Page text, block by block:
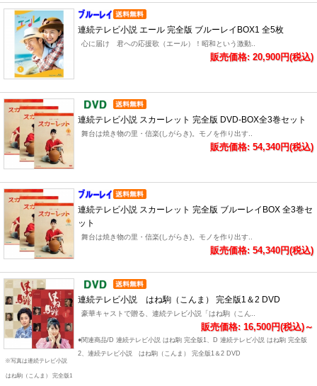
連続テレビ小説 エール 完全版 ブルーレイBOX1 全5枚
心に届け 君への応援歌（エール）！昭和という激動..
販売価格: 20,900円(税込)
連続テレビ小説 スカーレット 完全版 DVD-BOX全3巻セット
舞台は焼き物の里・信楽(しがらき)。モノを作り出す..
販売価格: 54,340円(税込)
連続テレビ小説 スカーレット 完全版 ブルーレイBOX 全3巻セ
ット
舞台は焼き物の里・信楽(しがらき)。モノを作り出す..
販売価格: 54,340円(税込)
※写真は連続テレビ小説
はね駒（こんま） 完全版1
連続テレビ小説 はね駒（こんま） 完全版1＆2 DVD
豪華キャストで贈る、連続テレビ小説「はね駒（こん..
販売価格: 16,500円(税込)～
●関連商品/D 連続テレビ小説 はね駒 完全版1、D 連続テレビ小説 はね駒 完全版
2、連続テレビ小説 はね駒（こんま） 完全版1＆2 DVD